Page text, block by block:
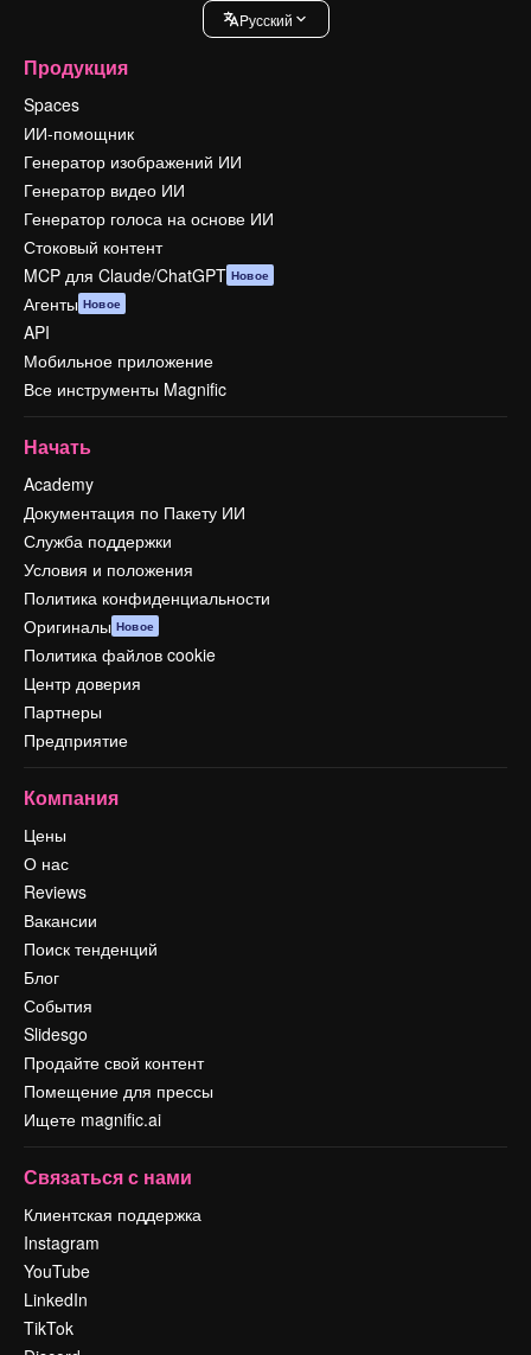
Pусский
Продукция
Spaces
ИИ-помощник
Генератор изображений ИИ
Генератор видео ИИ
Генератор голоса на основе ИИ
Стоковый контент
MCP для Claude/ChatGPT Новое
Агенты Новое
API
Мобильное приложение
Все инструменты Magnific
Начать
Academy
Документация по Пакету ИИ
Служба поддержки
Условия и положения
Политика конфиденциальности
Оригиналы Новое
Политика файлов cookie
Центр доверия
Партнеры
Предприятие
Компания
Цены
О нас
Reviews
Вакансии
Поиск тенденций
Блог
События
Slidesgo
Продайте свой контент
Помещение для прессы
Ищете magnific.ai
Связаться с нами
Клиентская поддержка
Instagram
YouTube
LinkedIn
TikTok